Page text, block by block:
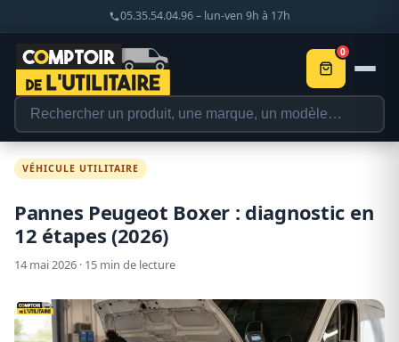
05.35.54.04.96 – lun-ven 9h à 17h
0
VÉHICULE UTILITAIRE
Pannes Peugeot Boxer : diagnostic en
12 étapes (2026)
14 mai 2026 · 15 min de lecture